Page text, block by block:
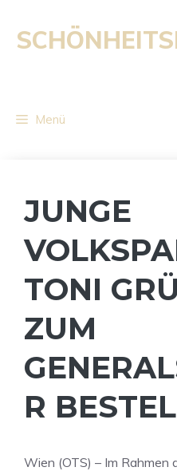
Inhalt
springen
Menü
JUNGE
TONI
ZUM
R
Wien (OTS) – Im Rahmen